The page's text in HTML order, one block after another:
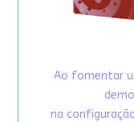
Ao fomentar
na